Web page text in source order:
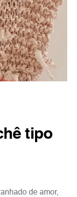
tipo
de amor,